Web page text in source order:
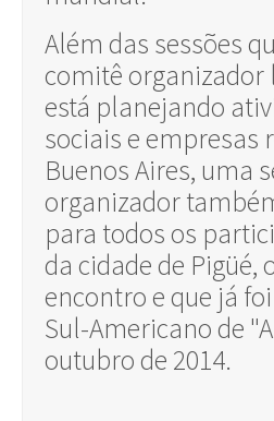
Além das sessões
comitê organizador
está planejando
sociais e empresas
Buenos Aires, uma
organizador
para todos os
da cidade de
encontro e que já
Sul-Americano de
outubro de 2014.